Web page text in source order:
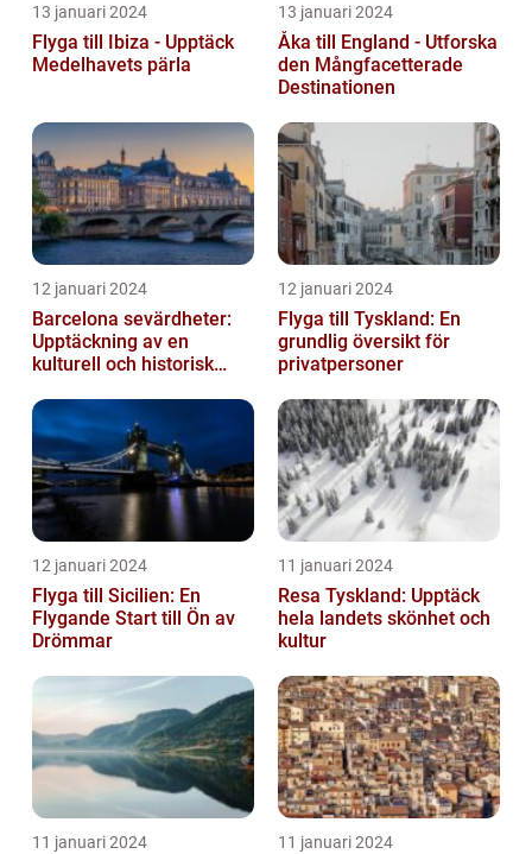
13 januari 2024
Flyga till Ibiza - Upptäck
Medelhavets pärla
13 januari 2024
Åka till England - Utforska
den Mångfacetterade
Destinationen
12 januari 2024
Barcelona sevärdheter:
Upptäckning av en
kulturell och historisk
12 januari 2024
Flyga till Tyskland: En
grundlig översikt för
privatpersoner
12 januari 2024
Flyga till Sicilien: En
Flygande Start till Ön av
Drömmar
11 januari 2024
Resa Tyskland: Upptäck
hela landets skönhet och
kultur
11 januari 2024 11 januari 2024